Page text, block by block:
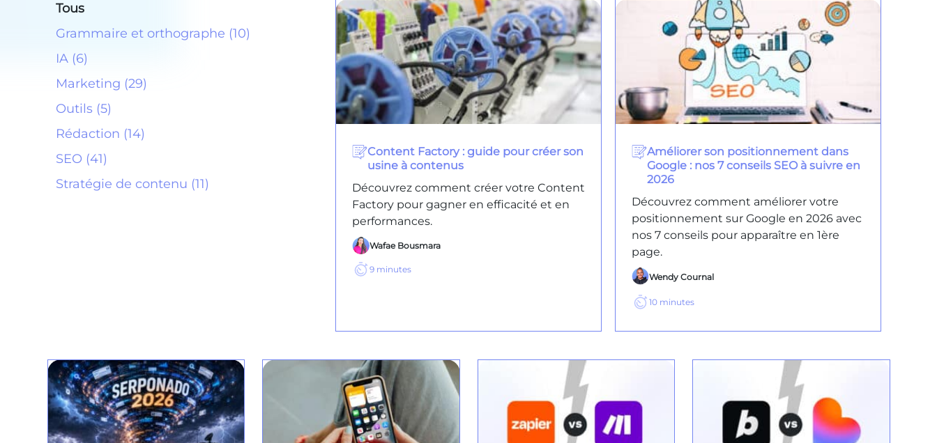
Tous
Grammaire et orthographe (10)
IA (6)
Marketing (29)
Outils (5)
Rédaction (14)
SEO (41)
Stratégie de contenu (11)
Content Factory : guide pour créer son
usine à contenus
Découvrez comment créer votre Content
Factory pour gagner en efficacité et en
performances.
Wafae Bousmara
9 minutes
Améliorer son positionnement dans
Google : nos 7 conseils SEO à suivre en
2026
Découvrez comment améliorer votre
positionnement sur Google en 2026 avec
nos 7 conseils pour apparaître en 1ère
page.
Wendy Cournal
10 minutes